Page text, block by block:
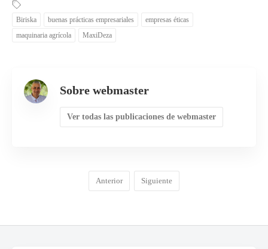
Biriska buenas prácticas empresariales
empresas éticas
maquinaria agrícola
MaxiDeza
Sobre webmaster
Ver todas las publicaciones de webmaster
Anterior Siguiente